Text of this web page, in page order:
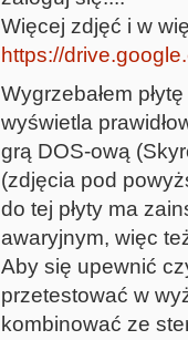
Więcej zdjęć i w
https://
Wygrzebałem
wyświetla
grą DOS-ową
(zdjęcia pod
do tej płyty ma
awaryjnym, więc
Aby się upewnić
przetestować w
kombinować ze